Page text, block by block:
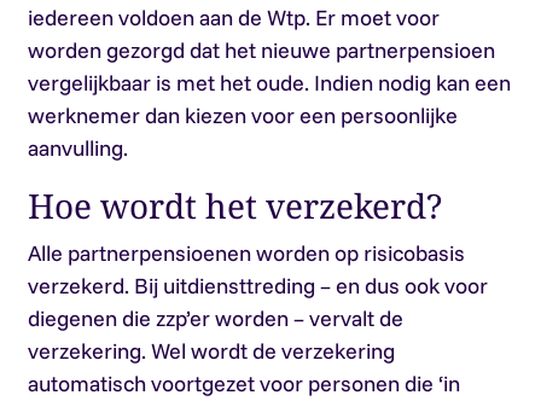
iedereen voldoen aan de Wtp. Er moet voor
worden gezorgd dat het nieuwe partnerpensioen
vergelijkbaar is met het oude. Indien nodig kan een
werknemer dan kiezen voor een persoonlijke
aanvulling.
Hoe wordt het verzekerd?
Alle partnerpensioenen worden op risicobasis
verzekerd. Bij uitdiensttreding – en dus ook voor
diegenen die zzp’er worden – vervalt de
verzekering. Wel wordt de verzekering
automatisch voortgezet voor personen die ‘in